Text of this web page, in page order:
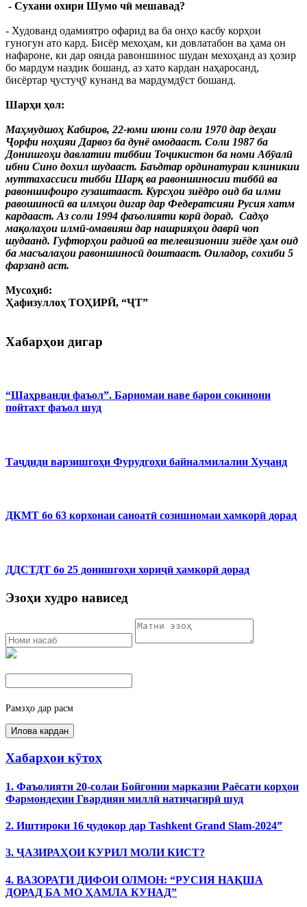
- Сухани охири Шумо чӣ мешавад?
- Худованд одамиятро офарид ва ба онҳо касбу корҳои
гуногун ато кард. Бисёр мехоҳам, ки довлатабон ва ҳама он
нафароне, ки дар оянда равоншинос шудан мехоҳанд аз ҳозир
бо мардум наздик бошанд, аз хато кардан наҳаросанд,
бисёртар ҷустуҷӯ кунанд ва мардумдӯст бошанд.
Шарҳи ҳол:
Маҳмудшоҳ Кабиров, 22-юми июни соли 1970 дар деҳаи
Ҷорфи ноҳияи Дарвоз ба дунё омодааст. Соли 1987 ба
Донишгоҳи давлатии тиббии Тоҷикистон ба номи Абӯалӣ
ибни Сино дохил шудааст. Баъдтар ординатураи клиникии
муттахассиси тибби Шарқ ва равоншиносии тиббӣ ва
равоншифоиро гузаштааст. Курсҳои зиёдро оид ба илми
равошиносӣ ва илмҳои дигар дар Федератсияи Русия хатм
кардааст. Аз соли 1994 фаъолияти корӣ дорад. Садҳо
мақолаҳои илмӣ-омавияш дар нашрияҳои даврӣ чоп
шудаанд. Гуфторҳои радиоӣ ва телевизионии зиёде ҳам оид
ба масъалаҳои равоншиносӣ доштааст. Оиладор, сохиби 5
фарзанд аст.
Мусоҳиб:
Ҳафизуллоҳ ТОҲИРӢ, “ҶТ”
Хабарҳои дигар
“Шаҳрванди фаъол”. Барномаи наве барои сокинони
пойтахт фаъол шуд
Таҷдиди варзишгоҳи Фурудгоҳи байналмилалии Хуҷанд
ДКМТ бо 63 корхонаи саноатӣ созишномаи ҳамкорӣ дорад
ДДСТДТ бо 25 донишгоҳи хориҷӣ ҳамкорӣ дорад
Эзоҳи худро нависед
Рамзҳо дар расм
Хабарҳои кӯтоҳ
1. Фаъолияти 20-солаи Бойгонии марказии Раёсати корҳои
Фармондеҳии Гвардияи миллӣ натиҷагирӣ шуд
2. Иштироки 16 ҷудокор дар Tashkent Grand Slam-2024”
3. ҶАЗИРАҲОИ КУРИЛ МОЛИ КИСТ?
4. ВАЗОРАТИ ДИФОИ ОЛМОН: “РУСИЯ НАҚША
ДОРАД БА МО ҲАМЛА КУНАД”